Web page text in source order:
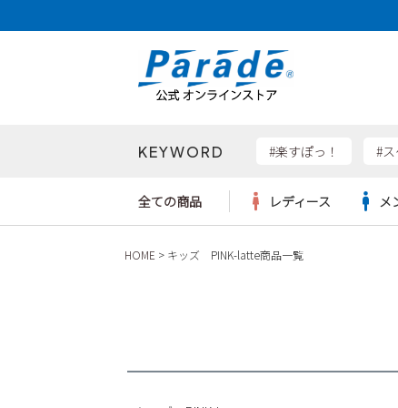
KEYWORD #楽すぽっ！ #
検索
全ての商品 レディース
スニーカー
ワ
ウェ
メ
ビジネス・ドレスシューズ
スクール
ビジネスバッグ
シ
HOME キッズ PINK-latte商品一覧